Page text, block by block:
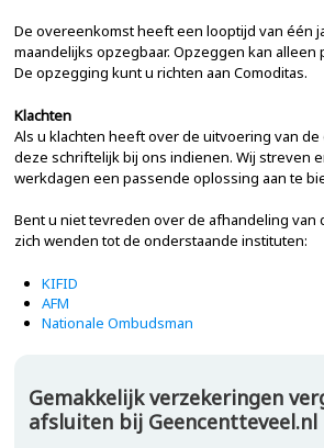
De overeenkomst heeft een looptijd van één
maandelijks opzegbaar. Opzeggen kan alleen
De opzegging kunt u richten aan Comoditas.
Klachten
Als u klachten heeft over de uitvoering van
deze schriftelijk bij ons indienen. Wij streven
werkdagen een passende oplossing aan te
Bent u niet tevreden over de afhandeling van
zich wenden tot de onderstaande instituten:
KIFID
AFM
Nationale Ombudsman
Gemakkelijk verzekeringen
afsluiten bij Geencentteveel.nl